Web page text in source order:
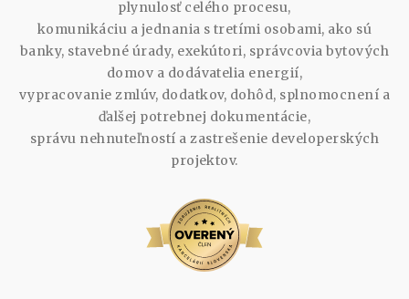
plynulosť celého procesu,
komunikáciu a jednania s tretími osobami, ako sú
banky, stavebné úrady, exekútori, správcovia bytových
domov a dodávatelia energií,
vypracovanie zmlúv, dodatkov, dohôd, splnomocnení a
ďalšej potrebnej dokumentácie,
správu nehnuteľností a zastrešenie developerských
projektov.